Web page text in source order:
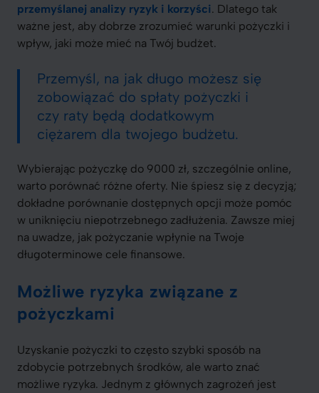
przemyślanej analizy ryzyk i korzyści. Dlatego tak
ważne jest, aby dobrze zrozumieć warunki pożyczki i
wpływ, jaki może mieć na Twój budżet.
Przemyśl, na jak długo możesz się
zobowiązać do spłaty pożyczki i
czy raty będą dodatkowym
ciężarem dla twojego budżetu.
Wybierając pożyczkę do 9000 zł, szczególnie online,
warto porównać różne oferty. Nie śpiesz się z decyzją;
dokładne porównanie dostępnych opcji może pomóc
w uniknięciu niepotrzebnego zadłużenia. Zawsze miej
na uwadze, jak pożyczanie wpłynie na Twoje
długoterminowe cele finansowe.
Możliwe ryzyka związane z
pożyczkami
Uzyskanie pożyczki to często szybki sposób na
zdobycie potrzebnych środków, ale warto znać
możliwe ryzyka. Jednym z głównych zagrożeń jest